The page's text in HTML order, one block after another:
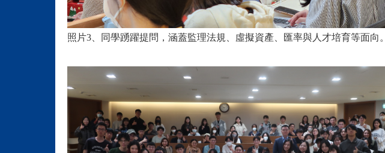
照片3、同學踴躍提問，涵蓋監理法規、虛擬資產、匯率與人才培育等面向。